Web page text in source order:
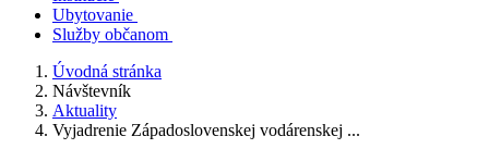
Ubytovanie
Služby občanom
Úvodná stránka
Návštevník
Aktuality
Vyjadrenie Západoslovenskej vodárenskej ...